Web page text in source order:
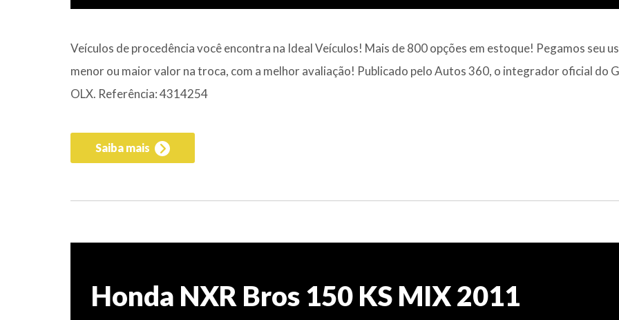
Veículos de procedência você encontra na Ideal Veículos! Mais de 800 opções em estoque! Pegamos seu
menor ou maior valor na troca, com a melhor avaliação! Publicado pelo Autos 360, o integrador oficial do
OLX. Referência: 4314254
Saiba mais
Honda NXR Bros 150 KS MIX 2011